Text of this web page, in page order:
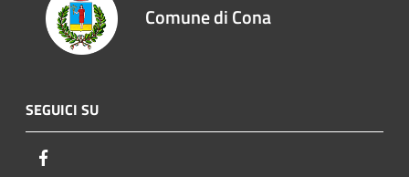
Comune di Cona
SEGUICI SU